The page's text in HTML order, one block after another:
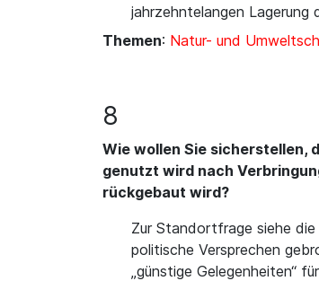
jahrzehntelangen Lagerung
Themen: Natur- und
8
Wie wollen Sie sicherstellen,
genutzt wird nach
rückgebaut wird?
Zur Standortfrage siehe
politische Versprechen
„günstige Gelegenheiten“